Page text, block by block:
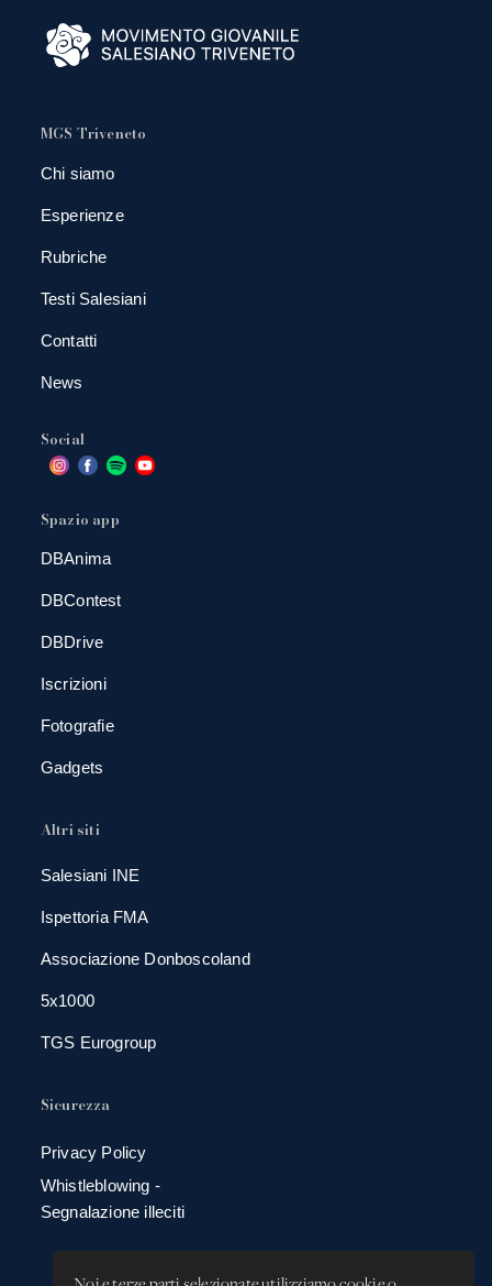
MGS Triveneto
Chi siamo
Esperienze
Rubriche
Testi Salesiani
Contatti
News
Social
Spazio app
DBAnima
DBContest
DBDrive
Iscrizioni
Fotografie
Gadgets
Altri siti
Salesiani INE
Ispettoria FMA
Associazione Donboscoland
5x1000
TGS Eurogroup
Sicurezza
Privacy Policy
Whistleblowing -
Segnalazione illeciti